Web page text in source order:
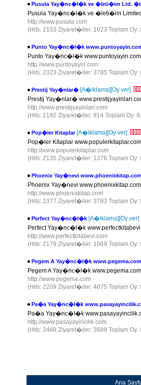
Pusula Yay�nc�l�k ve �leti�im Ltd.
Pusula Yay�nc�l�k ve �leti�im Limited
http://www.pusula.com
(Hits: 2153 Ziyaret�iler: 1023 Toplam
Punto Yay�nc�l�k
Punto Yay�nc�l�k
http://www.puntoyayin.com
(Hits: 2323 Ziyaret�iler: 3785 Toplam
Prestij Yay�nlar� [A�iklama][Oy ver]
Prestij Yay�nlar�
http://www.prestijyayinlari.com
(Hits: 2192 Ziyaret�iler: 914 Toplam Oy:
Pop�ler Kitaplar [A�iklama][Oy ver]
Pop�ler Kitaplar
http://www.populerkitaplar.com
(Hits: 2135 Ziyaret�iler: 1376 Toplam
Phoenix Yay�nevi
Phoenix Yay�nevi
http://www.phoenixkitap.com
(Hits: 2377 Ziyaret�iler: 3783 Toplam
Perfect Yay�nc�l�k [A�iklama][Oy ver]
Perfect Yay�nc�l�k
http://www.perfectkitabevi.com
(Hits: 2179 Ziyaret�iler: 1069 Toplam
Pegem A Yay�nc�l�k www.pegema.com
Pegem A Yay�nc�l�k
http://www.pegema.com
(Hits: 2209 Ziyaret�iler: 4075 Toplam
Pa�a Yay�nc�l�k
Pa�a Yay�nc�l�k
http://www.pasayayincilik.com
(Hits: 2488 Ziyaret�iler: 3689 Toplam
Ana